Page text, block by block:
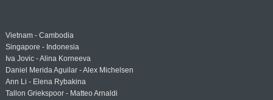
Vietnam - Cambodia
Singapore - Indonesia
Iva Jovic - Alina Korneeva
Daniel Merida Aguilar - Alex Michelsen
Ann Li - Elena Rybakina
Tallon Griekspoor - Matteo Arnaldi